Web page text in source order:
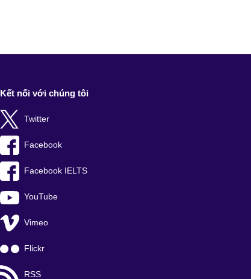
Kết nối với chúng tôi
Twitter
Facebook
Facebook IELTS
YouTube
Vimeo
Flickr
RSS